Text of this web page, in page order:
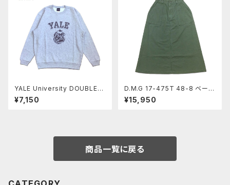
YALE University DOUBLE-S
IDED PRINTING CREW SWE
AT グレー スウェット トレーナ
¥7,150
D.M.G 17-475T 48-8 ベーカ
ースカート オリーブ コーマチノ
ドミンゴ DMG MadeinJAPAN
¥15,950
商品一覧に戻る